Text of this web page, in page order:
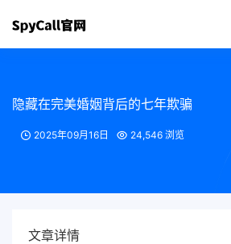
隐藏在完美婚姻背后的七年欺骗
2025年09月16日 24,546 浏览
文章详情